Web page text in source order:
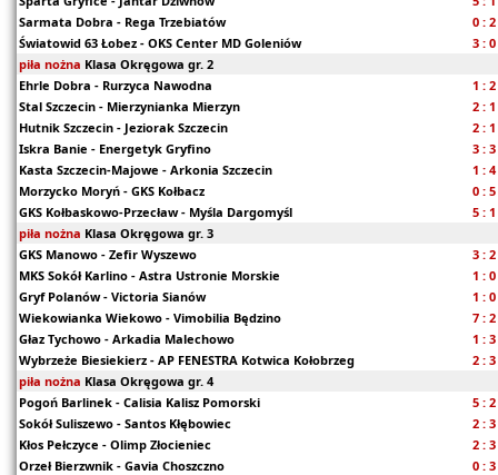
Sarmata Dobra - Rega Trzebiatów
0 : 2
Światowid 63 Łobez - OKS Center MD Goleniów
3 : 0
piła nożna Klasa Okręgowa gr. 2
Ehrle Dobra - Rurzyca Nawodna
1 : 2
Stal Szczecin - Mierzynianka Mierzyn
2 : 1
Hutnik Szczecin - Jeziorak Szczecin
2 : 1
Iskra Banie - Energetyk Gryfino
3 : 3
Kasta Szczecin-Majowe - Arkonia Szczecin
1 : 4
Morzycko Moryń - GKS Kołbacz
0 : 5
GKS Kołbaskowo-Przecław - Myśla Dargomyśl
5 : 1
piła nożna Klasa Okręgowa gr. 3
GKS Manowo - Zefir Wyszewo
3 : 2
MKS Sokół Karlino - Astra Ustronie Morskie
1 : 0
Gryf Polanów - Victoria Sianów
1 : 0
Wiekowianka Wiekowo - Vimobilia Będzino
7 : 2
Głaz Tychowo - Arkadia Malechowo
1 : 3
Wybrzeże Biesiekierz - AP FENESTRA Kotwica Kołobrzeg
2 : 3
piła nożna Klasa Okręgowa gr. 4
Pogoń Barlinek - Calisia Kalisz Pomorski
5 : 2
Sokół Suliszewo - Santos Kłębowiec
2 : 3
Kłos Pełczyce - Olimp Złocieniec
2 : 3
Orzeł Bierzwnik - Gavia Choszczno
0 : 3